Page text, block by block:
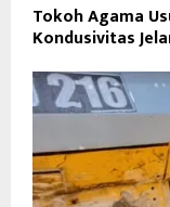
Tokoh Agama
Kondusivitas